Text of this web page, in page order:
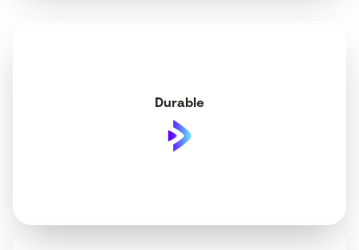
Durable